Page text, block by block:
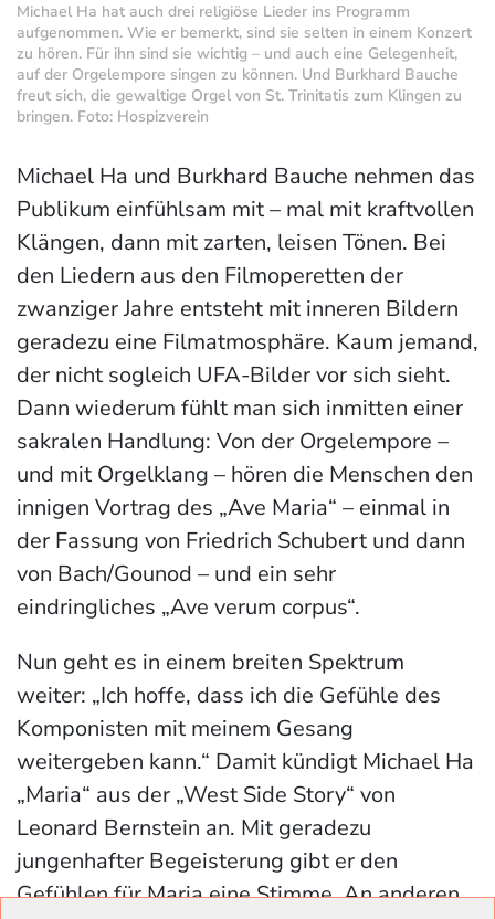
Michael Ha hat auch drei religiöse Lieder ins Programm
aufgenommen. Wie er bemerkt, sind sie selten in einem Konzert
zu hören. Für ihn sind sie wichtig – und auch eine Gelegenheit,
auf der Orgelempore singen zu können. Und Burkhard Bauche
freut sich, die gewaltige Orgel von St. Trinitatis zum Klingen zu
bringen. Foto: Hospizverein
Michael Ha und Burkhard Bauche nehmen das
Publikum einfühlsam mit – mal mit kraftvollen
Klängen, dann mit zarten, leisen Tönen. Bei
den Liedern aus den Filmoperetten der
zwanziger Jahre entsteht mit inneren Bildern
geradezu eine Filmatmosphäre. Kaum jemand,
der nicht sogleich UFA-Bilder vor sich sieht.
Dann wiederum fühlt man sich inmitten einer
sakralen Handlung: Von der Orgelempore –
und mit Orgelklang – hören die Menschen den
innigen Vortrag des „Ave Maria“ – einmal in
der Fassung von Friedrich Schubert und dann
von Bach/Gounod – und ein sehr
eindringliches „Ave verum corpus“.
Nun geht es in einem breiten Spektrum
weiter: „Ich hoffe, dass ich die Gefühle des
Komponisten mit meinem Gesang
weitergeben kann.“ Damit kündigt Michael Ha
„Maria“ aus der „West Side Story“ von
Leonard Bernstein an. Mit geradezu
jungenhafter Begeisterung gibt er den
Gefühlen für Maria eine Stimme. An anderen